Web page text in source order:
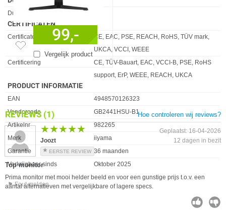
Eigenschap
Duurzaamheidscertificaten
CERTIFICATEN
Eigenschap Waarde
Certificaten van naleving
CE, EAC, PSE, REACH, RoHS, TÜV mark,
UKCA, VCCI, WEEE
Certificering
CE, TÜV-Bauart, EAC, VCCI-B, PSE, RoHS
support, ErP, WEEE, REACH, UKCA
PRODUCT INFORMATIE
EAN
4948570126323
Vendorcode
GB2441HSU-B1
Artikelnr
982265
Merk
iiyama
Garantie
36 maanden
Verkrijgbaar sinds
Oktober 2025
⚑ Fout melden
Vergelijk product
99,-
REVIEWS (1) Hoe controleren wij reviews?
★★★★★
★★★★★
Joozt
EERSTE REVIEW
Geplaatst: 16-04-2026
12 dagen in bezit
Top monitor
Prima monitor met mooi helder beeld en voor een gunstige prijs t.o.v. een
aantal alternatieven met vergelijkbare of lagere specs.